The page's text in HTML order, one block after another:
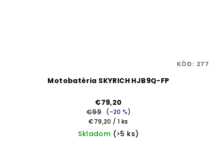
Motobatéria SKYRICH HJB9Q-FP
€79,20
€99
(–20 %)
Jednotková
cena:
€79,20 / 1 ks
Skladom (>5 ks)
KÓD: 277